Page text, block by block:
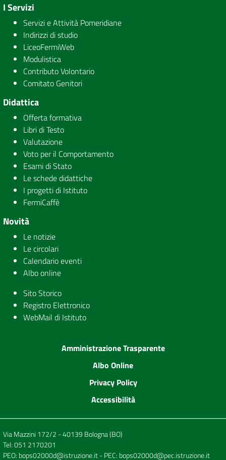
I Servizi
Servizi e Attività Pomeridiane
Indirizzi di studio
LiceoFermiWeb
Modulistica
Contributo Volontario
Comitato Genitori
Didattica
Offerta formativa
Libri di Testo
Valutazione
Voto per il Comportamento
Esami di Stato
Le schede didattiche
I progetti di Istituto
FermiCaffè
Novità
Le notizie
Le circolari
Calendario eventi
Albo online
Sito Storico
Registro Elettronico
WebMail di Istituto
Amministrazione Trasparente
Albo Online
Privacy Policy
Accessibilità
Via Mazzini 172/2 - 40139 Bologna (BO)
Tel:051 2170201
PEO: bops02000d@istruzione.it- PEC: bops02000d@pec.istruzione.it